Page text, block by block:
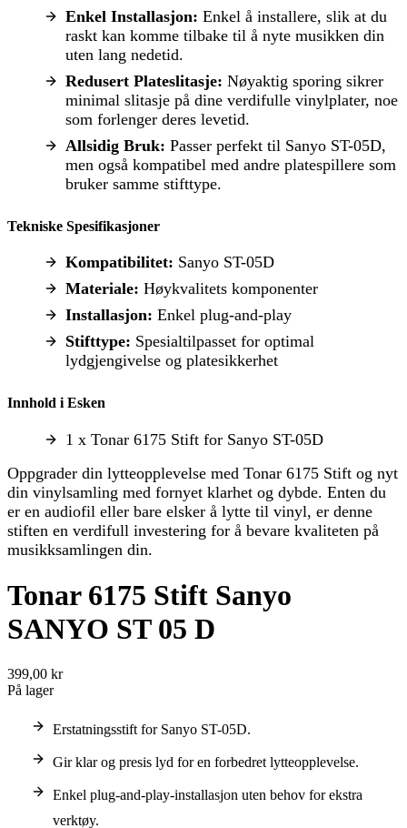
Enkel Installasjon: Enkel å installere, slik at du
raskt kan komme tilbake til å nyte musikken din
uten lang nedetid.
Redusert Plateslitasje: Nøyaktig sporing sikrer
minimal slitasje på dine verdifulle vinylplater, noe
som forlenger deres levetid.
Allsidig Bruk: Passer perfekt til Sanyo ST-05D,
men også kompatibel med andre platespillere som
bruker samme stifttype.
Tekniske Spesifikasjoner
Kompatibilitet: Sanyo ST-05D
Materiale: Høykvalitets komponenter
Installasjon: Enkel plug-and-play
Stifttype: Spesialtilpasset for optimal
lydgjengivelse og platesikkerhet
Innhold i Esken
1 x Tonar 6175 Stift for Sanyo ST-05D
Oppgrader din lytteopplevelse med Tonar 6175 Stift og nyt
din vinylsamling med fornyet klarhet og dybde. Enten du
er en audiofil eller bare elsker å lytte til vinyl, er denne
stiften en verdifull investering for å bevare kvaliteten på
musikksamlingen din.
Tonar 6175 Stift Sanyo
SANYO ST 05 D
399,00 kr
På lager
Erstatningsstift for Sanyo ST-05D.
Gir klar og presis lyd for en forbedret lytteopplevelse.
Enkel plug-and-play-installasjon uten behov for ekstra
verktøy.